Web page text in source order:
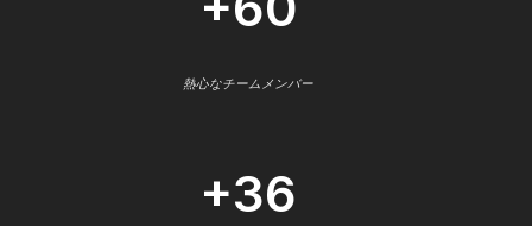
熱心なチームメンバー
+36